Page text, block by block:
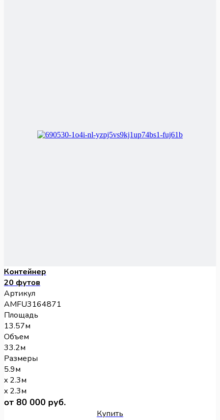
Контейнер
20 футов
Артикул
AMFU3164871
Площадь
13.57м
Объем
33.2м
Размеры
5.9м
x 2.3м
x 2.3м
от 80 000 руб.
Купить